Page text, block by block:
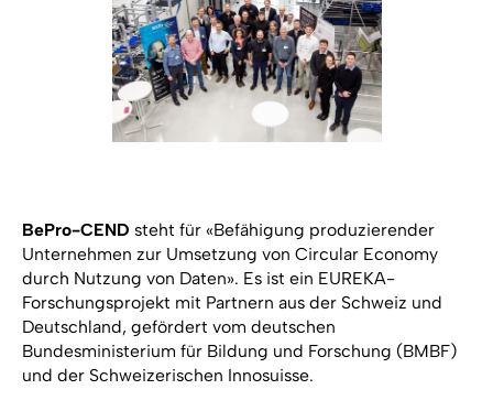
BePro-CEND steht für «Befähigung produzierender
Unternehmen zur Umsetzung von Circular Economy
durch Nutzung von Daten». Es ist ein EUREKA-
Forschungsprojekt mit Partnern aus der Schweiz und
Deutschland, gefördert vom deutschen
Bundesministerium für Bildung und Forschung (BMBF)
und der Schweizerischen Innosuisse.